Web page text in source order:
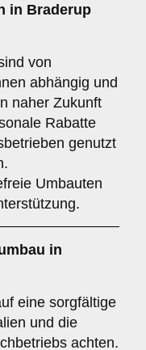
in Braderup
von
abhängig und
naher Zukunft
Rabatte
genutzt
Umbauten
in
eine sorgfältige
und die
achten.